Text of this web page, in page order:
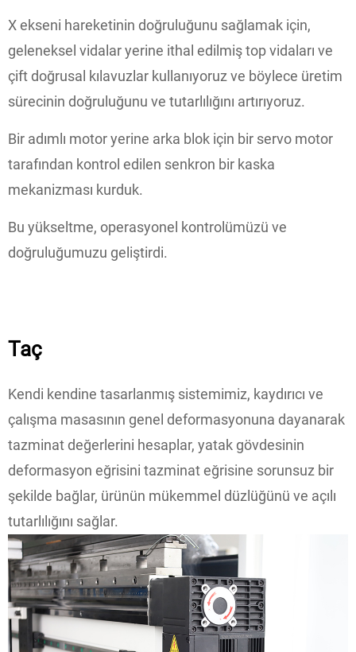
X ekseni hareketinin doğruluğunu sağlamak için,
geleneksel vidalar yerine ithal edilmiş top vidaları ve
çift doğrusal kılavuzlar kullanıyoruz ve böylece üretim
sürecinin doğruluğunu ve tutarlılığını artırıyoruz.
Bir adımlı motor yerine arka blok için bir servo motor
tarafından kontrol edilen senkron bir kaska
mekanizması kurduk.
Bu yükseltme, operasyonel kontrolümüzü ve
doğruluğumuzu geliştirdi.
Taç
Kendi kendine tasarlanmış sistemimiz, kaydırıcı ve
çalışma masasının genel deformasyonuna dayanarak
tazminat değerlerini hesaplar, yatak gövdesinin
deformasyon eğrisini tazminat eğrisine sorunsuz bir
şekilde bağlar, ürünün mükemmel düzlüğünü ve açılı
tutarlılığını sağlar.